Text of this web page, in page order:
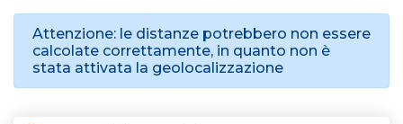
Attenzione: le distanze potrebbero non essere
calcolate correttamente, in quanto non è
stata attivata la geolocalizzazione